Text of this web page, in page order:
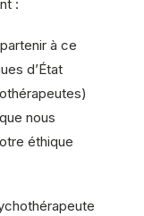
:
à ce
d’État
nous
éthique